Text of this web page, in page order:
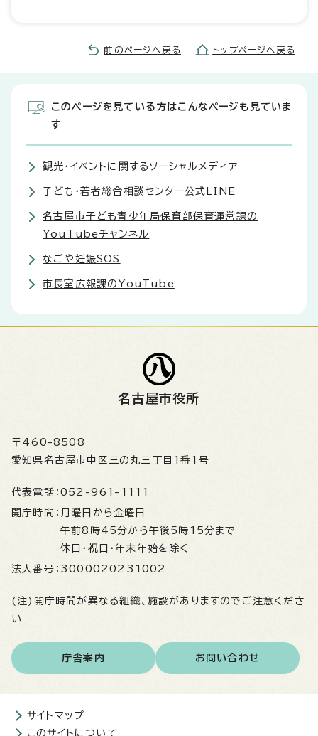
前のページへ戻る トップページへ戻る
このページを見ている方はこんなページも見ていま
す
観光・イベントに関するソーシャルメディア
子ども・若者総合相談センター公式LINE
名古屋市子ども青少年局保育部保育運営課の
YouTubeチャンネル
なごや妊娠SOS
市長室広報課のYouTube
名古屋市役所
〒460-8508
愛知県名古屋市中区三の丸三丁目1番1号
代表電話： 052-961-1111
開庁時間： 月曜日から金曜日
午前8時45分から午後5時15分まで
休日・祝日・年末年始を除く
法人番号： 3000020231002
(注)開庁時間が異なる組織、施設がありますのでご注意くださ
い
庁舎案内 お問い合わせ
サイトマップ
このサイトについて